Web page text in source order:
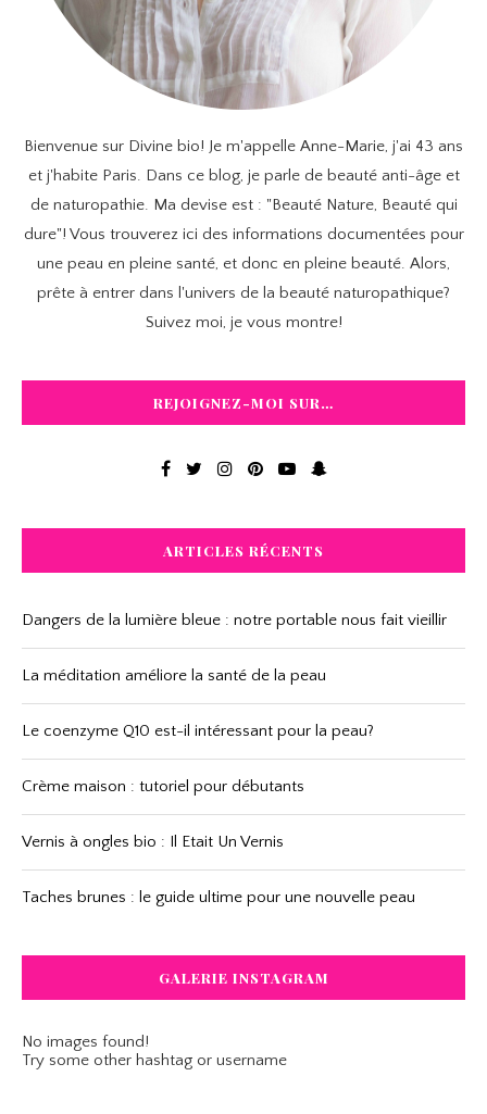
Bienvenue sur Divine bio! Je m'appelle Anne-Marie, j'ai 43 ans
et j'habite Paris. Dans ce blog, je parle de beauté anti-âge et
de naturopathie. Ma devise est : "Beauté Nature, Beauté qui
dure"! Vous trouverez ici des informations documentées pour
une peau en pleine santé, et donc en pleine beauté. Alors,
prête à entrer dans l'univers de la beauté naturopathique?
Suivez moi, je vous montre!
REJOIGNEZ-MOI SUR…
ARTICLES RÉCENTS
Dangers de la lumière bleue : notre portable nous fait vieillir
La méditation améliore la santé de la peau
Le coenzyme Q10 est-il intéressant pour la peau?
Crème maison : tutoriel pour débutants
Vernis à ongles bio : Il Etait Un Vernis
Taches brunes : le guide ultime pour une nouvelle peau
GALERIE INSTAGRAM
No images found!
Try some other hashtag or username